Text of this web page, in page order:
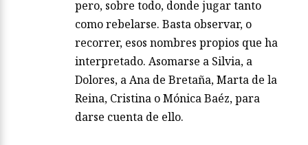
pero, sobre todo, donde jugar tanto
como rebelarse. Basta observar, o
recorrer, esos nombres propios que ha
interpretado. Asomarse a Silvia, a
Dolores, a Ana de Bretaña, Marta de la
Reina, Cristina o Mónica Baéz, para
darse cuenta de ello.